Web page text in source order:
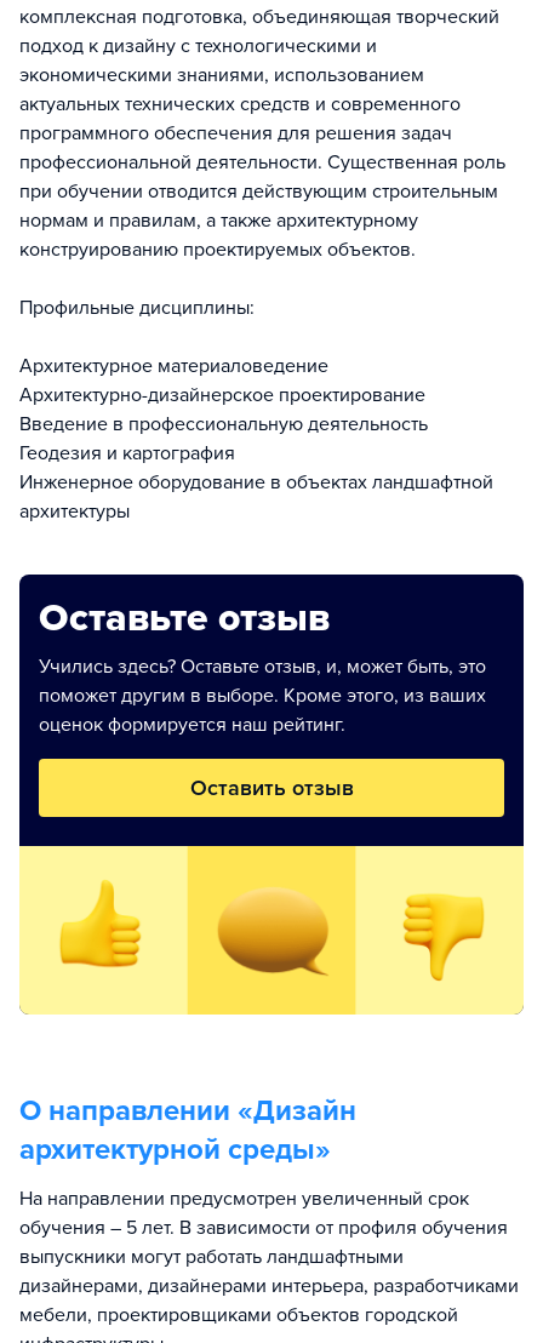
комплексная подготовка, объединяющая творческий
подход к дизайну с технологическими и
экономическими знаниями, использованием
актуальных технических средств и современного
программного обеспечения для решения задач
профессиональной деятельности. Существенная роль
при обучении отводится действующим строительным
нормам и правилам, а также архитектурному
конструированию проектируемых объектов.
Профильные дисциплины:
Архитектурное материаловедение
Архитектурно-дизайнерское проектирование
Введение в профессиональную деятельность
Геодезия и картография
Инженерное оборудование в объектах ландшафтной
архитектуры
Оставьте отзыв
Учились здесь? Оставьте отзыв, и, может быть, это
поможет другим в выборе. Кроме этого, из ваших
оценок формируется наш рейтинг.
Оставить отзыв
О направлении «Дизайн
архитектурной среды»
На направлении предусмотрен увеличенный срок
обучения – 5 лет. В зависимости от профиля обучения
выпускники могут работать ландшафтными
дизайнерами, дизайнерами интерьера, разработчиками
мебели, проектировщиками объектов городской